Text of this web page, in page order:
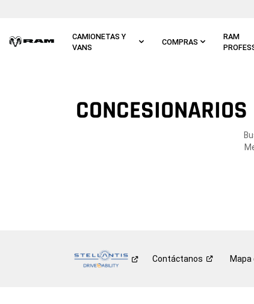
CAMIONETAS Y
VANS
COMPRAS
RAM
Contáctanos Mapa